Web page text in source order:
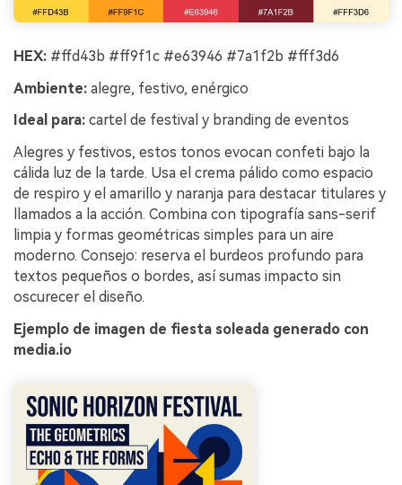
HEX: #ffd43b #ff9f1c #e63946 #7a1f2b #fff3d6
Ambiente: alegre, festivo, enérgico
Ideal para: cartel de festival y branding de eventos
Alegres y festivos, estos tonos evocan confeti bajo la
cálida luz de la tarde. Usa el crema pálido como espacio
de respiro y el amarillo y naranja para destacar titulares y
llamados a la acción. Combina con tipografía sans-serif
limpia y formas geométricas simples para un aire
moderno. Consejo: reserva el burdeos profundo para
textos pequeños o bordes, así sumas impacto sin
oscurecer el diseño.
Ejemplo de imagen de fiesta soleada generado con
media.io